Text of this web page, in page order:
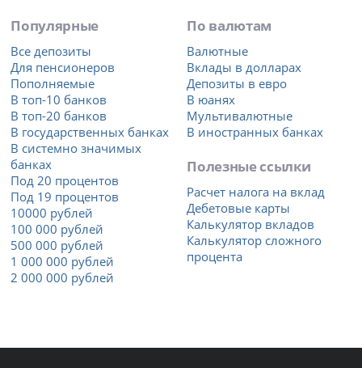
Популярные
Все депозиты
Для пенсионеров
Пополняемые
В топ-10 банков
В топ-20 банков
В государственных банках
В системно значимых
банках
Под 20 процентов
Под 19 процентов
10000 рублей
100 000 рублей
500 000 рублей
1 000 000 рублей
2 000 000 рублей
По валютам
Валютные
Вклады в долларах
Депозиты в евро
В юанях
Мультивалютные
В иностранных банках
Полезные ссылки
Расчет налога на вклад
Дебетовые карты
Калькулятор вкладов
Калькулятор сложного
процента